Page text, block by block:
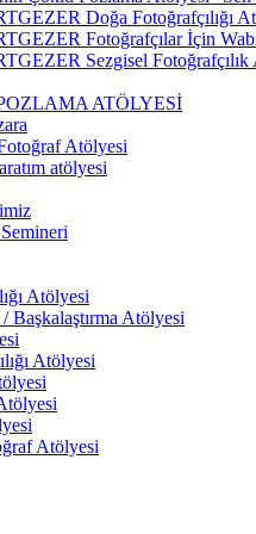
Doğa Fotoğrafçılığı
Fotoğrafçılar İçin
Sezgisel Fotoğrafçılık
ATÖLYESİ
Atölyesi
atölyesi
Atölyesi
Başkalaştırma Atölyesi
Atölyesi
Atölyesi